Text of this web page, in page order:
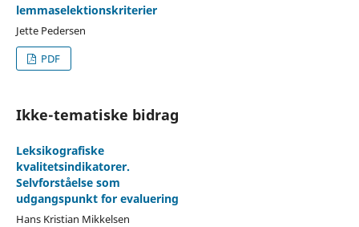
lemmaselektionskriterier
Jette Pedersen
PDF
Ikke-tematiske bidrag
Leksikografiske
kvalitetsindikatorer.
Selvforståelse som
udgangspunkt for evaluering
Hans Kristian Mikkelsen